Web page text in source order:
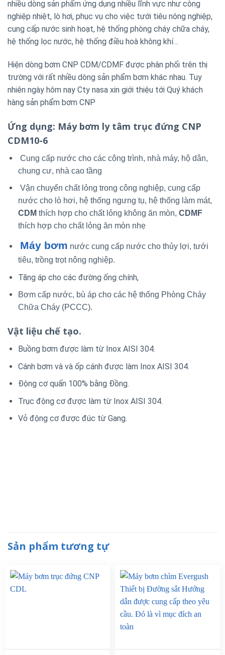
nhiều dòng sản phẩm ứng dụng nhiều lĩnh vực như công
nghiệp nhiệt, lò hơi, phục vụ cho việc tưới tiêu nông nghiệp,
cung cấp nước sinh hoạt, hệ thống phòng cháy chữa cháy,
hệ thống lọc nước, hệ thống điều hoà không khí…
Hiện dòng bơm CNP CDM/CDMF được phân phối trên thị
trường với rất nhiều dòng sản phẩm bơm khác nhau. Tuy
nhiên ngày hôm nay Cty nasa xin giới thiệu tới Quý khách
hàng sản phẩm bơm CNP
Ứng dụng: Máy bơm ly tâm trục đứng CNP
CDM10-6
Cung cấp nước cho các công trình, nhà máy, hộ dân,
chung cư, nhà cao tầng
Vận chuyển chất lỏng trong công nghiệp, cung cấp
nước cho lò hơi, hệ thống ngưng tụ, hệ thống làm mát,
CDM thích hợp cho chất lỏng không ăn mòn, CDMF
thích hợp cho chất lỏng ăn mòn nhẹ
Máy bơm nước cung cấp nước cho thủy lợi, tưới
tiêu, trồng trọt nông nghiệp.
Tăng áp cho các đường ống chính,
Bơm cấp nước, bù áp cho các hệ thống Phòng Cháy
Chữa Cháy (PCCC).
Vật liệu chế tạo.
Buồng bơm được làm từ Inox AISI 304.
Cánh bơm và và ốp cánh được làm Inox AISI 304.
Động cơ quấn 100% bằng Đồng.
Trục động cơ được làm từ Inox AISI 304.
Vỏ động cơ được đúc từ Gang.
Sản phẩm tương tự